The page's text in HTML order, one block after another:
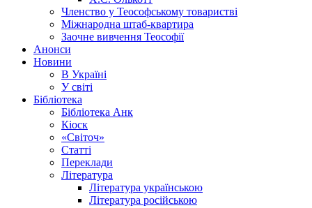
Членство у Теософському товаристві
Міжнародна штаб-квартира
Заочне вивчення Теософії
Анонси
Новини
В Україні
У світі
Бібліотека
Бібліотека Анк
Кіоск
«Світоч»
Статті
Переклади
Література
Література українською
Література російською